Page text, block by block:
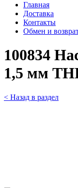
Главная
Доставка
Контакты
Обмен и
100834
1,5 мм
< Назад в раздел